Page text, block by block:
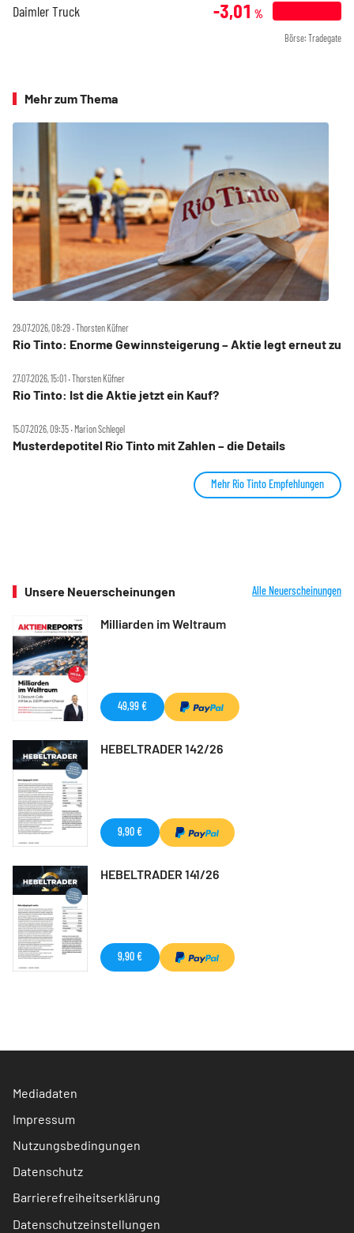
Daimler Truck -3,01 %
Börse: Tradegate
Mehr zum Thema
29.07.2026, 08:29 ‧ Thorsten Küfner
Rio Tinto: Enorme Gewinnsteigerung – Aktie legt erneut zu
27.07.2026, 15:01 ‧ Thorsten Küfner
Rio Tinto: Ist die Aktie jetzt ein Kauf?
15.07.2026, 09:35 ‧ Marion Schlegel
Musterdepotitel Rio Tinto mit Zahlen – die Details
Mehr Rio Tinto Empfehlungen
Unsere Neuerscheinungen Alle Neuerscheinungen
Milliarden im Weltraum
49,99 €
HEBELTRADER 142/26
9,90 €
HEBELTRADER 141/26
9,90 €
Mediadaten
Impressum
Nutzungsbedingungen
Datenschutz
Barrierefreiheitserklärung
Datenschutzeinstellungen